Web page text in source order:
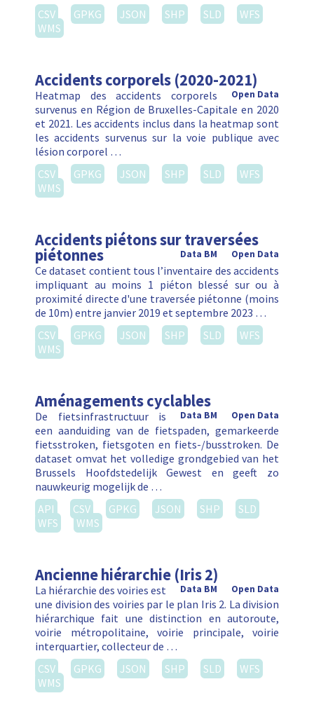
CSV
GPKG JSON SHP SLD
WFS
WMS
Accidents corporels (2020-2021)
Open Data
Heatmap des accidents corporels
survenus en Région de Bruxelles-Capitale en 2020
et 2021. Les accidents inclus dans la heatmap sont
les accidents survenus sur la voie publique avec
lésion corporel …
CSV
GPKG JSON SHP SLD
WFS
WMS
Accidents piétons sur traversées
piétonnes Open Data
Data BM
Ce dataset contient tous l’inventaire des accidents
impliquant au moins 1 piéton blessé sur ou à
proximité directe d'une traversée piétonne (moins
de 10m) entre janvier 2019 et septembre 2023 …
CSV
GPKG JSON SHP SLD
WFS
WMS
Aménagements cyclables
Open Data
Data BM
De fietsinfrastructuur is
een aanduiding van de fietspaden, gemarkeerde
fietsstroken, fietsgoten en fiets-/busstroken. De
dataset omvat het volledige grondgebied van het
Brussels Hoofdstedelijk Gewest en geeft zo
nauwkeurig mogelijk de …
API
CSV GPKG JSON SHP
SLD
WFS
WMS
Ancienne hiérarchie (Iris 2)
Open Data
Data BM
La hiérarchie des voiries est
une division des voiries par le plan Iris 2. La division
hiérarchique fait une distinction en autoroute,
voirie métropolitaine, voirie principale, voirie
interquartier, collecteur de …
CSV
GPKG JSON SHP SLD
WFS
WMS